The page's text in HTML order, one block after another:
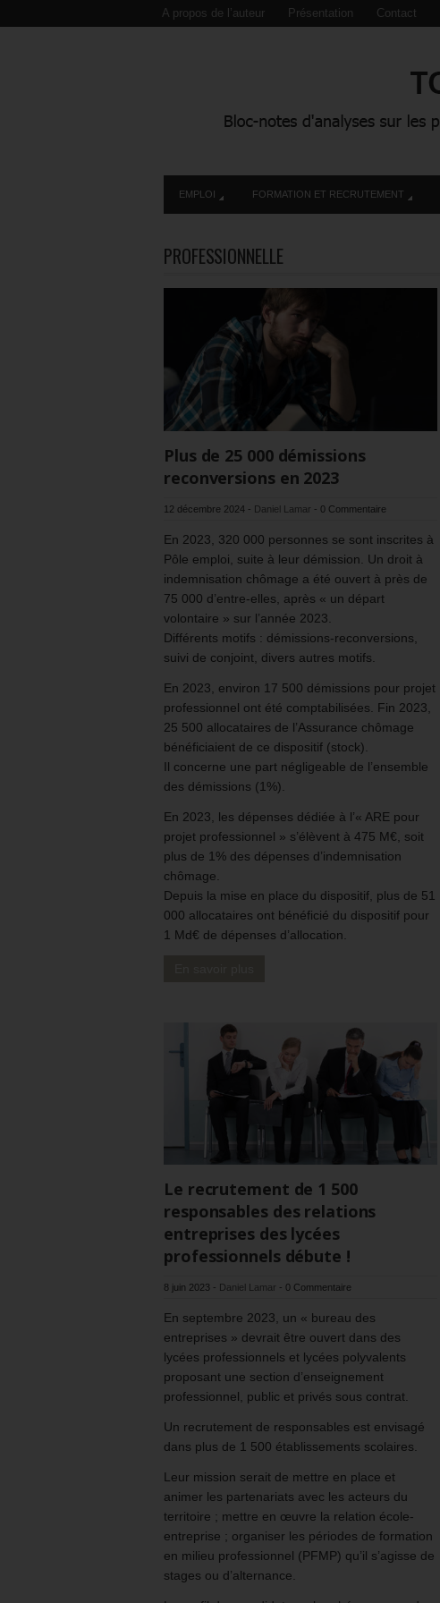
A propos de l’auteur Présentation Contact
EMPLOI FORMATION ET RECRUTEMENT
PROFESSIONNELLE
Plus de 25 000 démissions
reconversions en 2023
12 décembre 2024 - Daniel Lamar - 0 Commentaire
En 2023, 320 000 personnes se sont inscrites à
Pôle emploi, suite à leur démission. Un droit à
indemnisation chômage a été ouvert à près de
75 000 d’entre-elles, après « un départ
volontaire » sur l’année 2023.
Différents motifs : démissions-reconversions,
suivi de conjoint, divers autres motifs.
En 2023, environ 17 500 démissions pour projet
professionnel ont été comptabilisées. Fin 2023,
25 500 allocataires de l’Assurance chômage
bénéficiaient de ce dispositif (stock).
Il concerne une part négligeable de l’ensemble
des démissions (1%).
En 2023, les dépenses dédiée à l’« ARE pour
projet professionnel » s’élèvent à 475 M€, soit
plus de 1% des dépenses d’indemnisation
chômage.
Depuis la mise en place du dispositif, plus de 51
000 allocataires ont bénéficié du dispositif pour
1 Md€ de dépenses d’allocation.
Le recrutement de 1 500
responsables des relations
entreprises des lycées
professionnels débute !
8 juin 2023 - Daniel Lamar - 0 Commentaire
En septembre 2023, un « bureau des
entreprises » devrait être ouvert dans des
lycées professionnels et lycées polyvalents
proposant une section d’enseignement
professionnel, public et privés sous contrat.
Un recrutement de responsables est envisagé
dans plus de 1 500 établissements scolaires.
Leur mission serait de mettre en place et
animer les partenariats avec les acteurs du
territoire ; mettre en œuvre la relation école-
entreprise ; organiser les périodes de formation
en milieu professionnel (PFMP) qu’il s’agisse de
stages ou d’alternance.